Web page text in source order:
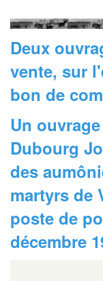
Deux
vente, sur
bon de
Un
Dubourg
des
martyrs de
poste de
décembre